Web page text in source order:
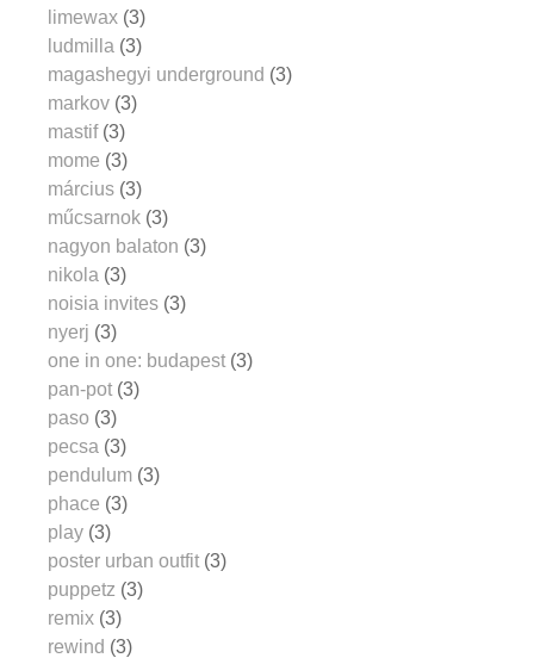
limewax (3)
ludmilla (3)
magashegyi underground (3)
markov (3)
mastif (3)
mome (3)
március (3)
műcsarnok (3)
nagyon balaton (3)
nikola (3)
noisia invites (3)
nyerj (3)
one in one: budapest (3)
pan-pot (3)
paso (3)
pecsa (3)
pendulum (3)
phace (3)
play (3)
poster urban outfit (3)
puppetz (3)
remix (3)
rewind (3)